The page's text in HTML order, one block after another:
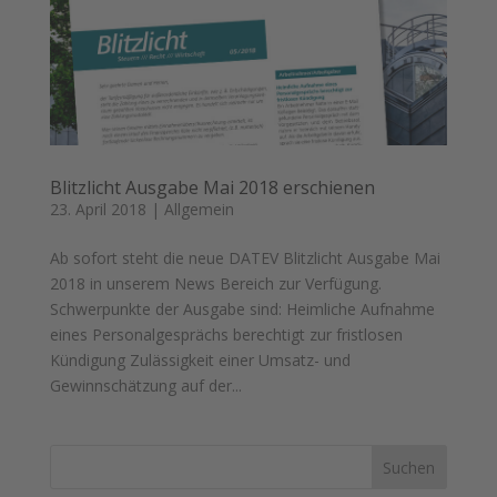
Blitzlicht Ausgabe Mai 2018 erschienen
23. April 2018 | Allgemein
Ab sofort steht die neue DATEV Blitzlicht Ausgabe Mai
2018 in unserem News Bereich zur Verfügung.
Schwerpunkte der Ausgabe sind: Heimliche Aufnahme
eines Personalgesprächs berechtigt zur fristlosen
Kündigung Zulässigkeit einer Umsatz- und
Gewinnschätzung auf der...